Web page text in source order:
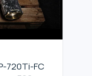
720Ti-FC